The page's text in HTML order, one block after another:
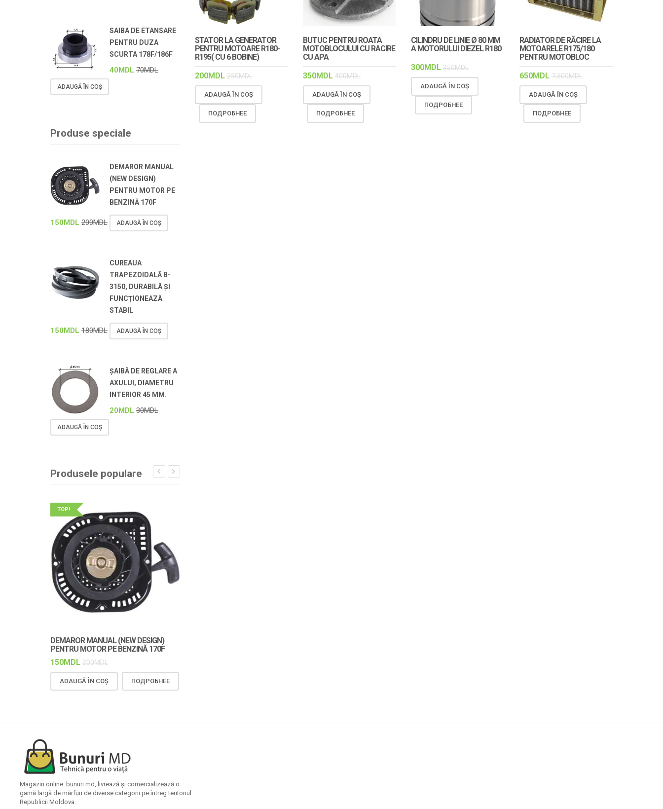
STATOR LA GENERATOR
PENTRU MOTOARE R180-
R195( CU 6 BOBINE)
200MDL 250MDL
ADAUGĂ ÎN COȘ
ПОДРОБНЕЕ
BUTUC PENTRU ROATA
MOTOBLOCULUI CU RACIRE
CU APA
350MDL 400MDL
ADAUGĂ ÎN COȘ
ПОДРОБНЕЕ
CILINDRU DE LINIE Ø 80 MM
A MOTORULUI DIEZEL R180
300MDL 350MDL
ADAUGĂ ÎN COȘ
ПОДРОБНЕЕ
RADIATOR DE RĂCIRE LA
MOTOARELE R175/180
PENTRU MOTOBLOC
650MDL 7,500MDL
ADAUGĂ ÎN COȘ
ПОДРОБНЕЕ
SAIBA DE ETANSARE
PENTRU DUZA
SCURTA 178F/186F
40MDL 70MDL
ADAUGĂ ÎN COȘ
Produse speciale
DEMAROR MANUAL
(NEW DESIGN)
PENTRU MOTOR PE
BENZINĂ 170F
150MDL 200MDL ADAUGĂ ÎN COȘ
CUREAUA
TRAPEZOIDALĂ B-
3150, DURABILĂ ȘI
FUNCȚIONEAZĂ
STABIL
150MDL 180MDL ADAUGĂ ÎN COȘ
ȘAIBĂ DE REGLARE A
AXULUI, DIAMETRU
INTERIOR 45 MM.
20MDL 30MDL
ADAUGĂ ÎN COȘ
Produsele populare
TOP!
DEMAROR MANUAL (NEW DESIGN)
PENTRU MOTOR PE BENZINĂ 170F
150MDL 200MDL
ADAUGĂ ÎN COȘ ПОДРОБНЕЕ
Magazin online: bunuri.md, livrează și comercializează o
gamă largă de mărfuri de diverse categorii pe întreg teritoriul
Republicii Moldova.